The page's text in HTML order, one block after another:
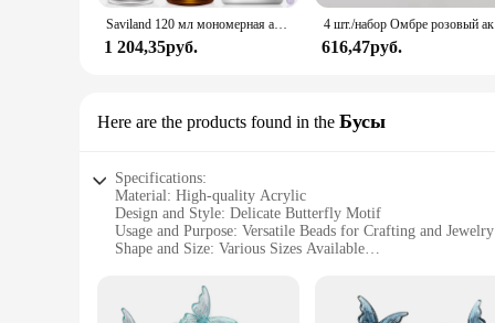
Saviland 120 мл мономерная акриловая жидкость для ногтей с дегидратором и некислотным PH-связыванием для акриловой пудры, кисточка для наращивания ногтей
1 204,35руб. 616,47руб.
Here are the products found in the Бусы
Specifications:
Material: High-quality Acrylic
Design and Style: Delicate Butterfly Motif
Usage and Purpose: Versatile Beads for Crafting and
Shape and Size: Various Sizes Available
Performance and Property: Durable and Lightweight
Features: